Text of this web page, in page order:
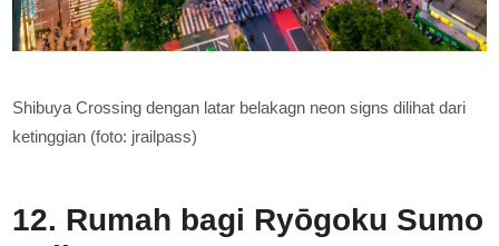
Shibuya Crossing dengan latar belakagn neon signs dilihat dari
ketinggian (foto: jrailpass)
12. Rumah bagi Ryōgoku Sumo